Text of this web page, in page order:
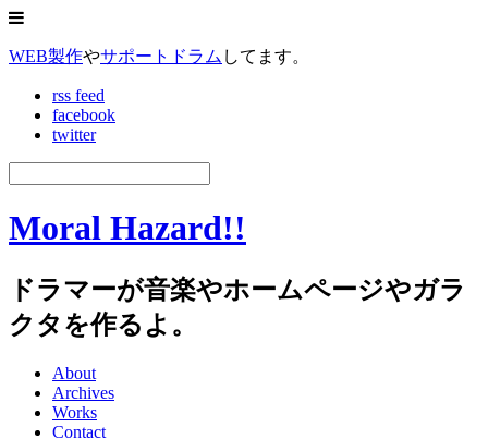
WEB製作やサポートドラム してます。
rss feed
facebook
twitter
Moral Hazard!!
ドラマーが音楽やホームページやガラ
クタを作るよ。
About
Archives
Works
Contact